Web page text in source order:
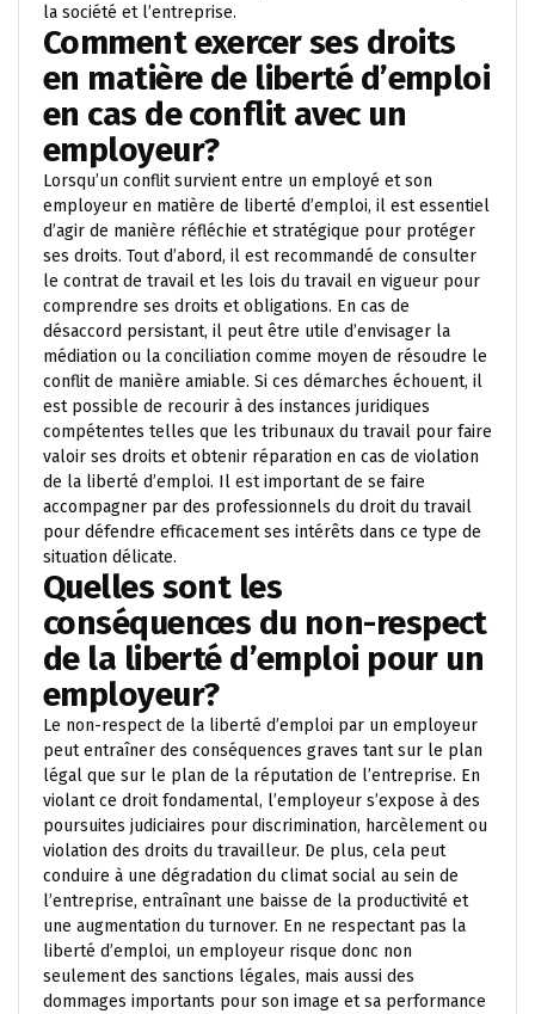
la société et l’entreprise.
Comment exercer ses droits
en matière de liberté d’emploi
en cas de conflit avec un
employeur?
Lorsqu’un conflit survient entre un employé et son
employeur en matière de liberté d’emploi, il est essentiel
d’agir de manière réfléchie et stratégique pour protéger
ses droits. Tout d’abord, il est recommandé de consulter
le contrat de travail et les lois du travail en vigueur pour
comprendre ses droits et obligations. En cas de
désaccord persistant, il peut être utile d’envisager la
médiation ou la conciliation comme moyen de résoudre le
conflit de manière amiable. Si ces démarches échouent, il
est possible de recourir à des instances juridiques
compétentes telles que les tribunaux du travail pour faire
valoir ses droits et obtenir réparation en cas de violation
de la liberté d’emploi. Il est important de se faire
accompagner par des professionnels du droit du travail
pour défendre efficacement ses intérêts dans ce type de
situation délicate.
Quelles sont les
conséquences du non-respect
de la liberté d’emploi pour un
employeur?
Le non-respect de la liberté d’emploi par un employeur
peut entraîner des conséquences graves tant sur le plan
légal que sur le plan de la réputation de l’entreprise. En
violant ce droit fondamental, l’employeur s’expose à des
poursuites judiciaires pour discrimination, harcèlement ou
violation des droits du travailleur. De plus, cela peut
conduire à une dégradation du climat social au sein de
l’entreprise, entraînant une baisse de la productivité et
une augmentation du turnover. En ne respectant pas la
liberté d’emploi, un employeur risque donc non
seulement des sanctions légales, mais aussi des
dommages importants pour son image et sa performance